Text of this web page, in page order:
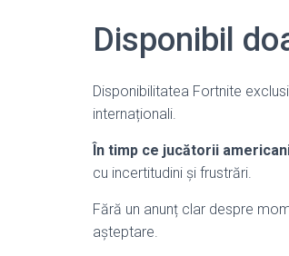
Disponibil
Disponibilitatea Fortnite
internaționali.
În timp ce jucătorii
cu incertitudini și frustrări.
Fără un anunț clar despre
așteptare.